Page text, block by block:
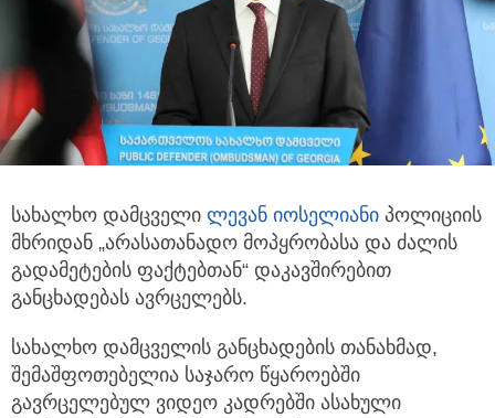
სახალხო დამცველი ლევან იოსელიანი პოლიციის
მხრიდან „არასათანადო მოპყრობასა და ძალის
გადამეტების ფაქტებთან“ დაკავშირებით
განცხადებას ავრცელებს.
სახალხო დამცველის განცხადების თანახმად,
შემაშფოთებელია საჯარო წყაროებში
გავრცელებულ ვიდეო კადრებში ასახული